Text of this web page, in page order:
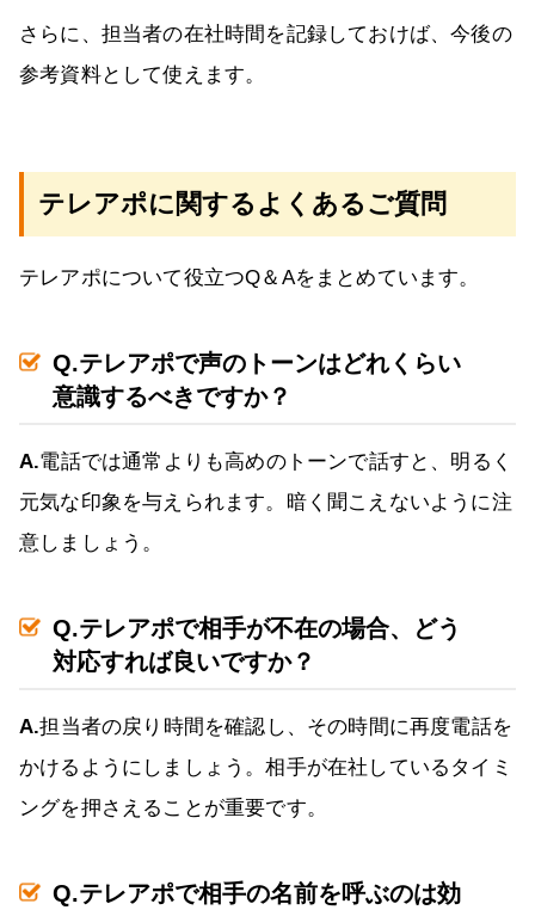
さらに、担当者の在社時間を記録しておけば、今後の
参考資料として使えます。
テレアポに関するよくあるご質問
テレアポについて役立つQ＆Aをまとめています。
Q.テレアポで声のトーンはどれくらい
意識するべきですか？
A.電話では通常よりも高めのトーンで話すと、明るく
元気な印象を与えられます。暗く聞こえないように注
意しましょう。
Q.テレアポで相手が不在の場合、どう
対応すれば良いですか？
A.担当者の戻り時間を確認し、その時間に再度電話を
かけるようにしましょう。相手が在社しているタイミ
ングを押さえることが重要です。
Q.テレアポで相手の名前を呼ぶのは効